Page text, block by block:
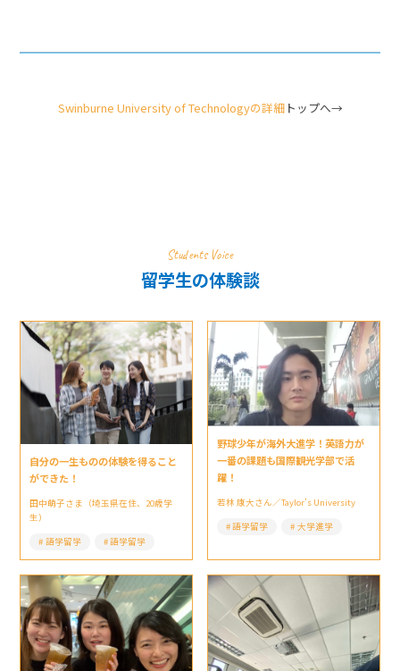
Swinburne University of Technologyの詳細トップへ→
Students Voice
留学生の体験談
自分の一生ものの体験を得ること
ができた！
田中萌子さま（埼玉県在住、20歳学
生）
語学留学
語学留学
野球少年が海外大進学！英語力が
一番の課題も国際観光学部で活
躍！
若林 康大さん／Taylor’s University
語学留学
大学進学